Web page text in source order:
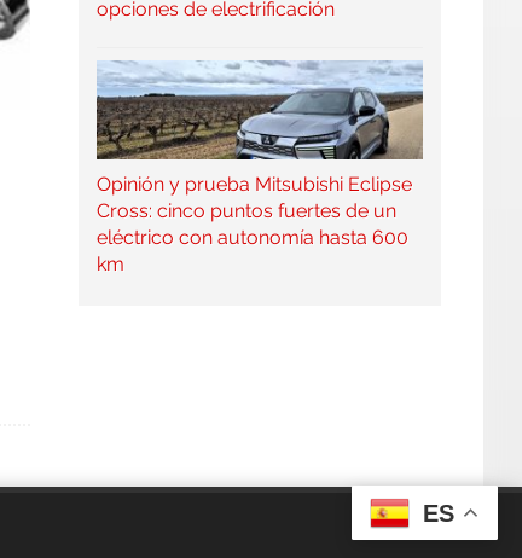
opciones de electrificación
Opinión y prueba Mitsubishi Eclipse
Cross: cinco puntos fuertes de un
eléctrico con autonomía hasta 600
km
ES